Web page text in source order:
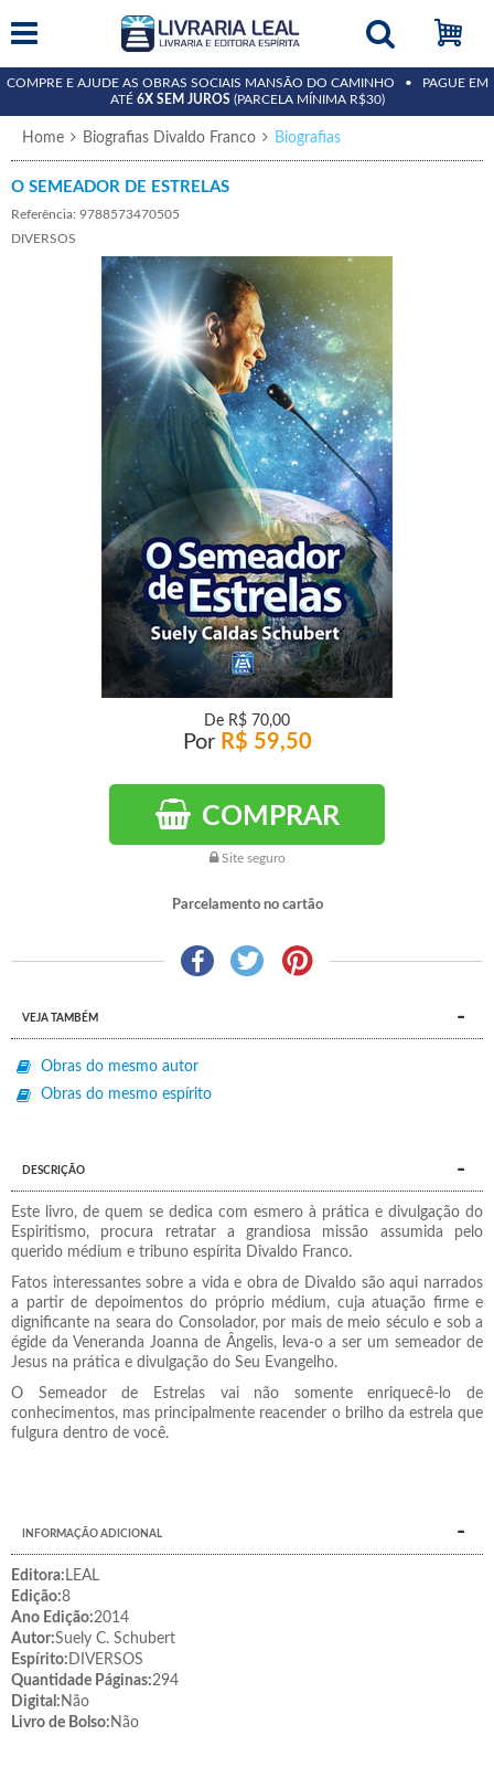
COMPRE E AJUDE AS OBRAS SOCIAIS MANSÃO DO CAMINHO • PAGUE EM
ATÉ 6X SEM JUROS (PARCELA MÍNIMA R$30)
Home Biografias Divaldo Franco Biografias
O SEMEADOR DE ESTRELAS
Referência: 9788573470505
DIVERSOS
De R$ 70,00
Por R$ 59,50
COMPRAR
Site seguro
Parcelamento no cartão
VEJA TAMBÉM
Obras do mesmo autor
Obras do mesmo espírito
DESCRIÇÃO
Este livro, de quem se dedica com esmero à prática e divulgação do
Espiritismo, procura retratar a grandiosa missão assumida pelo
querido médium e tribuno espírita Divaldo Franco.
Fatos interessantes sobre a vida e obra de Divaldo são aqui narrados
a partir de depoimentos do próprio médium, cuja atuação firme e
dignificante na seara do Consolador, por mais de meio século e sob a
égide da Veneranda Joanna de Ângelis, leva-o a ser um semeador de
Jesus na prática e divulgação do Seu Evangelho.
O Semeador de Estrelas vai não somente enriquecê-lo de
conhecimentos, mas principalmente reacender o brilho da estrela que
fulgura dentro de você.
INFORMAÇÃO ADICIONAL
Editora: LEAL
Edição:8
Ano Edição:2014
Autor:Suely C. Schubert
Espírito: DIVERSOS
Quantidade Páginas:294
Digital: Não
Livro de Bolso: Não